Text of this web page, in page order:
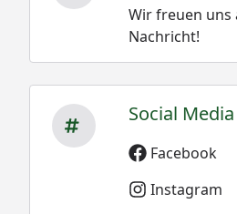
Wir freuen uns
Nachricht!
Social Media
Facebook
Instagram